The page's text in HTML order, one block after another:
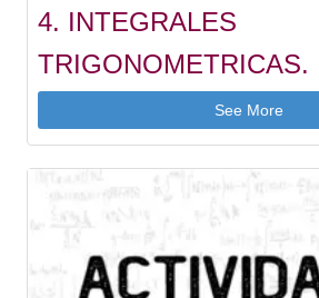
4. INTEGRALES
TRIGONOMETRICAS.
See More